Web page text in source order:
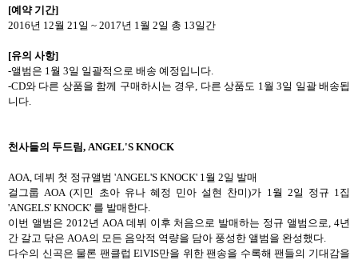
[예약 기간]
2016년 12월 21일 ~ 2017년 1월 2일 총 13일간
[유의 사항]
-앨범은 1월 3일 일괄적으로 배송 예정입니다.
-CD와 다른 상품을 함께 구매하시는 경우, 다른 상품도 1월3일 일괄 배송됩
니다.
천사들의 두드림, ANGEL'S KNOCK
AOA, 데뷔 첫 정규앨범 'ANGEL'S KNOCK' 1월 2일 발매
걸그룹 AOA (지민 초아 유나 혜정 민아 설현 찬미)가 1월 2일 정규 1집
'ANGELS' KNOCK' 를 발매한다.
이번 앨범은 2012년 AOA데뷔 이후 처음으로 발매하는 정규 앨범으로, 4년
간 갈고 닦은 AOA의 모든 음악적 역량을 담아 풍성한 앨범을 완성했다.
다수의 신곡은 물론 팬클럽 ElVIS만을 위한 팬송을 수록해 팬들의 기대감을